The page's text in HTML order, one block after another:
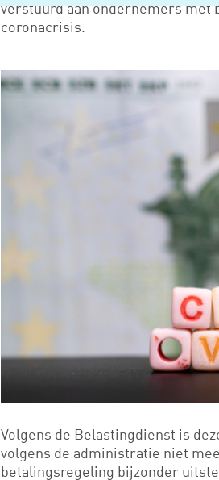
verstuurd aan ondernemers met
coronacrisis.
Volgens de Belastingdienst is
volgens de administratie niet
betalingsregeling bijzonder